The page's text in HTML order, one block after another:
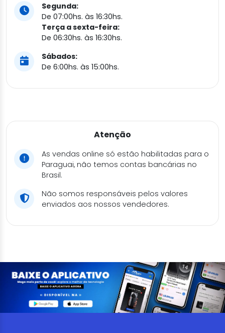
Segunda:
De 07:00hs. às 16:30hs.
Terça a sexta-feira:
De 06:30hs. às 16:30hs.
Sábados:
De 6:00hs. às 15:00hs.
Atenção
As vendas online só estão habilitadas para o
Paraguai, não temos contas bancárias no
Brasil.
Não somos responsáveis pelos valores
enviados aos nossos vendedores.